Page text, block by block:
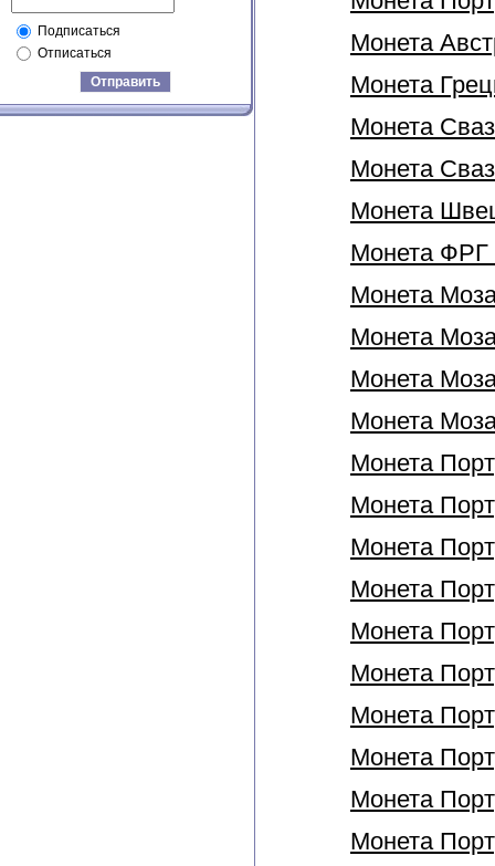
Подписаться
Отписаться
Отправить
Монета
Монета
Монета
Монета
Монета
Монета ФРГ
Монета
Монета
Монета
Монета
Монета
Монета
Монета
Монета
Монета
Монета
Монета
Монета
Монета
Монета